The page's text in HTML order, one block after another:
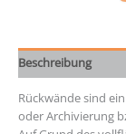
Beschreibung
Rückwände sind
oder Archivierung